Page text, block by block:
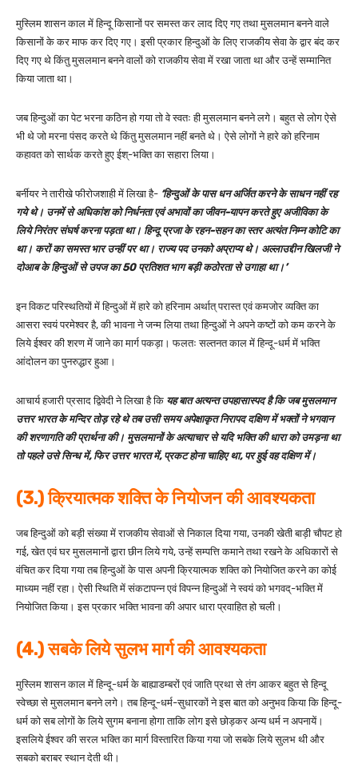
मुस्लिम शासन काल में हिन्दू किसानों पर समस्त कर लाद दिए गए तथा मुसलमान बनने वाले
किसानों के कर माफ कर दिए गए। इसी प्रकार हिन्दुओं के लिए राजकीय सेवा के द्वार बंद कर
दिए गए थे किंतु मुसलमान बनने वालों को राजकीय सेवा में रखा जाता था और उन्हें सम्मानित
किया जाता था।
जब हिन्दुओं का पेट भरना कठिन हो गया तो वे स्वतः ही मुसलमान बनने लगे। बहुत से लोग ऐसे
भी थे जो मरना पंसद करते थे किंतु मुसलमान नहीं बनते थे। ऐसे लोगों ने हारे को हरिनाम
कहावत को सार्थक करते हुए ईश्-भक्ति का सहारा लिया।
बर्नीयर ने तारीखे फीरोजशाही में लिखा है- ‘हिन्दुओं के पास धन अर्जित करने के साधन नहीं रह
गये थे। उनमें से अधिकांश को निर्धनता एवं अभावों का जीवन-यापन करते हुए अजीविका के
लिये निरंतर संघर्ष करना पड़ता था। हिन्दू प्रजा के रहन-सहन का स्तर अत्यंत निम्न कोटि का
था। करों का समस्त भार उन्हीं पर था। राज्य पद उनको अप्राप्य थे। अल्लाउद्दीन खिलजी ने
दोआब के हिन्दुओं से उपज का 50 प्रतिशत भाग बड़ी कठोरता से उगाहा था।’
इन विकट परिस्थतियों में हिन्दुओं में हारे को हरिनाम अर्थात् परास्त एवं कमजोर व्यक्ति का
आसरा स्वयं परमेश्वर है, की भावना ने जन्म लिया तथा हिन्दुओं ने अपने कष्टों को कम करने के
लिये ईश्वर की शरण में जाने का मार्ग पकड़ा। फलतः सल्तनत काल में हिन्दू-धर्म में भक्ति
आंदोलन का पुनरुद्धार हुआ।
आचार्य हजारी प्रसाद द्विवेदी ने लिखा है कि यह बात अत्यन्त उपहासास्पद है कि जब मुसलमान
उत्तर भारत के मन्दिर तोड़ रहे थे तब उसी समय अपेक्षाकृत निरापद दक्षिण में भक्तों ने भगवान
की शरणागति की प्रार्थना की। मुसलमानों के अत्याचार से यदि भक्ति की धारा को उमड़ना था
तो पहले उसे सिन्ध में, फिर उत्तर भारत में, प्रकट होना चाहिए था, पर हुई वह दक्षिण में।
(3.) क्रियात्मक शक्ति के नियोजन की आवश्यकता
जब हिन्दुओं को बड़ी संख्या में राजकीय सेवाओं से निकाल दिया गया, उनकी खेती बाड़ी चौपट हो
गई, खेत एवं घर मुसलमानों द्वारा छीन लिये गये, उन्हें सम्पत्ति कमाने तथा रखने के अधिकारों से
वंचित कर दिया गया तब हिन्दुओं के पास अपनी क्रियात्मक शक्ति को नियोजित करने का कोई
माध्यम नहीं रहा। ऐसी स्थिति में संकटापन्न एवं विपन्न हिन्दुओं ने स्वयं को भगवद्-भक्ति में
नियोजित किया। इस प्रकार भक्ति भावना की अपार धारा प्रवाहित हो चली।
(4.) सबके लिये सुलभ मार्ग की आवश्यकता
मुस्लिम शासन काल में हिन्दू-धर्म के बाह्याडम्बरों एवं जाति प्रथा से तंग आकर बहुत से हिन्दू
स्वेच्छा से मुसलमान बनने लगे। तब हिन्दू-धर्म-सुधारकों ने इस बात को अनुभव किया कि हिन्दू-
धर्म को सब लोगों के लिये सुगम बनाना होगा ताकि लोग इसे छोड़कर अन्य धर्म न अपनायें।
इसलिये ईश्वर की सरल भक्ति का मार्ग विस्तारित किया गया जो सबके लिये सुलभ थी और
सबको बराबर स्थान देती थी।